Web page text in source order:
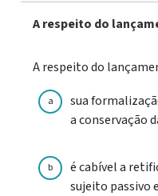
A respeito do
A respeito do
a
sua
a conservação
b
é cabível a
sujeito passivo